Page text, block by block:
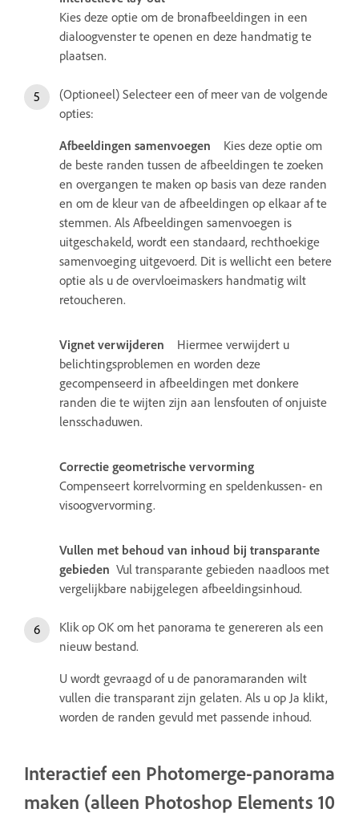
Kies deze optie om de bronafbeeldingen in een
dialoogvenster te openen en deze handmatig te
plaatsen.
(Optioneel) Selecteer een of meer van de volgende
opties:
Afbeeldingen samenvoegen
Kies deze optie om
de beste randen tussen de afbeeldingen te zoeken
en overgangen te maken op basis van deze randen
en om de kleur van de afbeeldingen op elkaar af te
stemmen. Als Afbeeldingen samenvoegen is
uitgeschakeld, wordt een standaard, rechthoekige
samenvoeging uitgevoerd. Dit is wellicht een betere
optie als u de overvloeimaskers handmatig wilt
retoucheren.
Vignet verwijderen
Hiermee verwijdert u
belichtingsproblemen en worden deze
gecompenseerd in afbeeldingen met donkere
randen die te wijten zijn aan lensfouten of onjuiste
lensschaduwen.
Correctie geometrische vervorming
Compenseert korrelvorming en speldenkussen- en
visoogvervorming.
Vullen met behoud van inhoud bij transparante
gebieden Vul transparante gebieden naadloos met
vergelijkbare nabijgelegen afbeeldingsinhoud.
Klik op OK om het panorama te genereren als een
nieuw bestand.
U wordt gevraagd of u de panoramaranden wilt
vullen die transparant zijn gelaten. Als u op Ja klikt,
worden de randen gevuld met passende inhoud.
Interactief een Photomerge-panorama
maken (alleen Photoshop Elements 10